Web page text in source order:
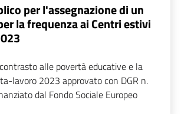
per l'assegnazione di un
la frequenza ai Centri estivi
alle povertà educative e la
lavoro 2023 approvato con DGR n.
dal Fondo Sociale Europeo